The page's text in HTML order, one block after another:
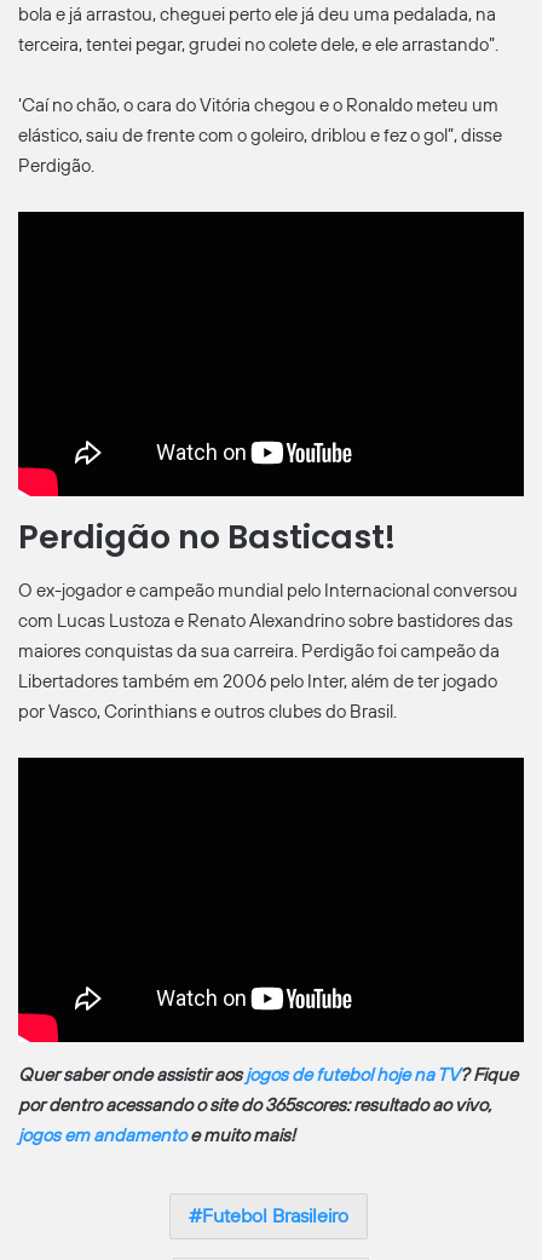
bola e já arrastou, cheguei perto ele já deu uma pedalada, na
terceira, tentei pegar, grudei no colete dele, e ele arrastando”.
‘Caí no chão, o cara do Vitória chegou e o Ronaldo meteu um
elástico, saiu de frente com o goleiro, driblou e fez o gol”, disse
Perdigão.
Perdigão no Basticast!
O ex-jogador e campeão mundial pelo Internacional conversou
com Lucas Lustoza e Renato Alexandrino sobre bastidores das
maiores conquistas da sua carreira. Perdigão foi campeão da
Libertadores também em 2006 pelo Inter, além de ter jogado
por Vasco, Corinthians e outros clubes do Brasil.
Quer saber onde assistir aosjogos de futebol hoje na TV? Fique
por dentro acessando o site do 365scores: resultado ao vivo,
jogos em andamentoe muito mais!
Futebol Brasileiro